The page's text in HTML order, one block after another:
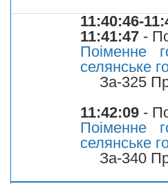
11:40:46-
11:41:47 -
Поіменне
селянське
За-325
11:42:09 -
Поіменне
селянське
За-340